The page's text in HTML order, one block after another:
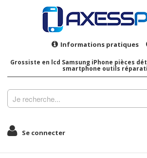
Informations pratiques
Grossiste en lcd Samsung iPhone pièces
smartphone outils
Se connecter